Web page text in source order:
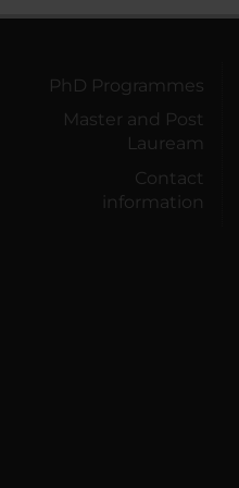
PhD Programmes
Master and Post
Lauream
Contact
information